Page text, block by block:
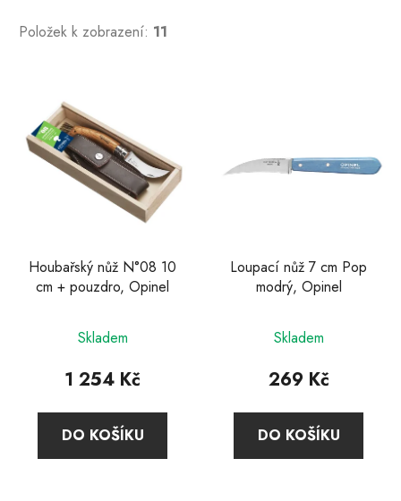
Položek k zobrazení: 11
Houbařský nůž N°08 10
cm + pouzdro, Opinel
Skladem
1 254 Kč
DO KOŠÍKU
Loupací nůž 7 cm Pop
modrý, Opinel
Skladem
269 Kč
DO KOŠÍKU